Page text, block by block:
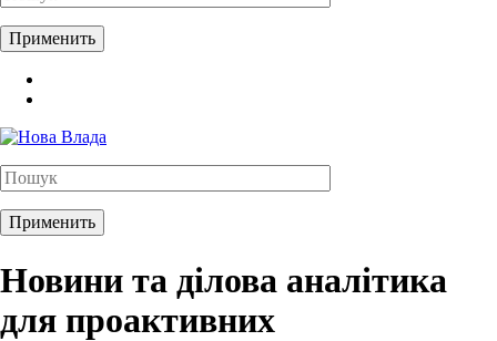
Новини та ділова аналітика
для проактивних